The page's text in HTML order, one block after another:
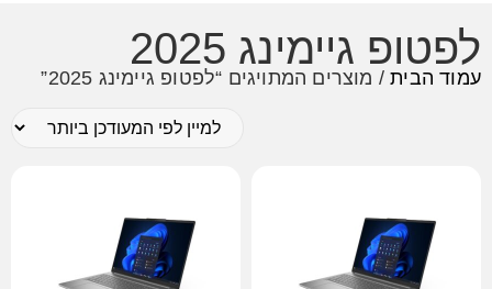
לפטופ גיימינג 2025
עמוד הבית/ מוצרים המתויגים “לפטופ גיימינג 2025”